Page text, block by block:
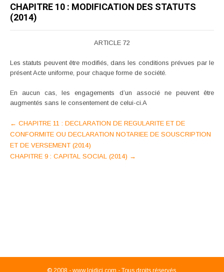
CHAPITRE 10 : MODIFICATION DES STATUTS
(2014)
ARTICLE 72
Les statuts peuvent être modifiés, dans les conditions prévues par le
présent Acte uniforme, pour chaque forme de société.
En aucun cas, les engagements d’un associé ne peuvent être
augmentés sans le consentement de celui-ci.A
Post
navigation
← CHAPITRE 11 : DECLARATION DE REGULARITE ET DE
CONFORMITE OU DECLARATION NOTARIEE DE SOUSCRIPTION
ET DE VERSEMENT (2014)
CHAPITRE 9 : CAPITAL SOCIAL (2014) →
© 2008 - www.loidici.com - Tous droits réservés.